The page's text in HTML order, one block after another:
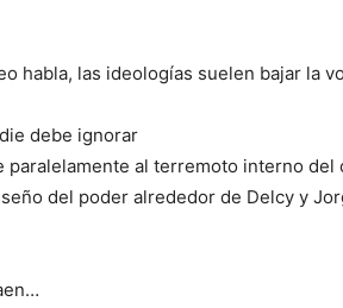
habla, las ideologías suelen bajar la
debe ignorar
paralelamente al terremoto interno del
del poder alrededor de Delcy y